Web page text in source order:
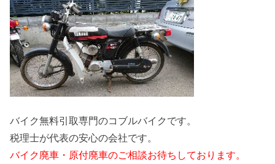
バイク無料引取専門のコブルバイクです。
税理士が代表の安心の会社です。
バイク廃車・原付廃車のご相談お待ちしております。